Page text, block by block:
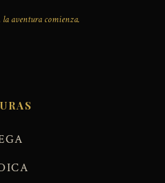
aventura comienza.